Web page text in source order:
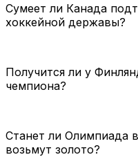
Сумеет ли Канада
хоккейной державы?
Получится ли у
чемпиона?
Станет ли Олимпиада
возьмут золото?